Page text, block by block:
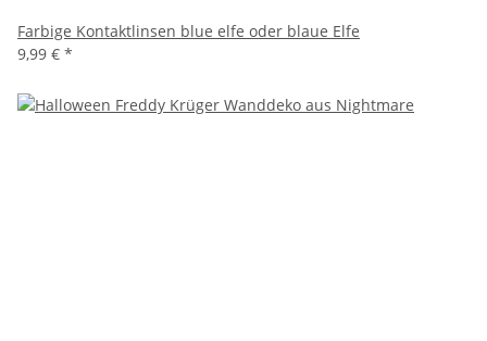
Farbige Kontaktlinsen blue elfe oder blaue Elfe
9,99 € *